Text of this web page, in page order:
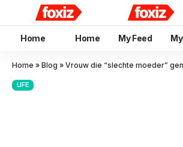
Home Home My Feed
Home » Blog » Vrouw die “slechte moeder” genoemd wordt,
LIFE